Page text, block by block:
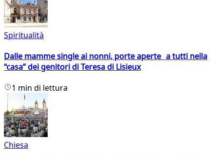
Spiritualità
Dalle mamme single ai nonni, porte aperte a tutti nella
“casa” dei genitori di Teresa di Lisieux
1 min di lettura
Chiesa